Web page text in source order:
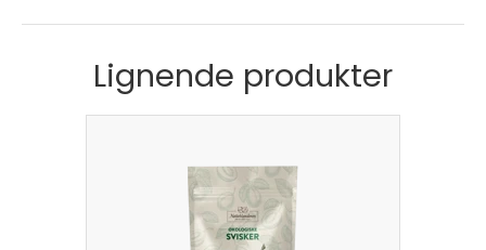
Lignende produkter